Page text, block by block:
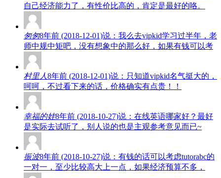
自己经济能力了，有性价比高的，肯定是最好的咯。
匆匆8年前 (2018-12-01)说：我么去vipkid学习过半年，老
师中规中矩吧，没有想象中的那么好，如果有钱可以考
村里人8年前 (2018-12-01)说：只知道vipkid名气挺大的，
呵呵，不过看下来的话，价格确实有点贵！！
幸福的娃8年前 (2018-10-27)说：在线英语哪家好？最好
是实际去试听了，别人说的也是主观参考意见而已~
振波8年前 (2018-10-27)说：有钱的话可以考虑tutorabc的
一对一，至少比较高大上一点，如果经济预算不多，